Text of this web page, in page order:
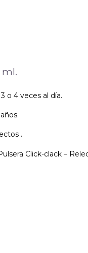
ml.
o 4 veces al día.
.
Click-clack –